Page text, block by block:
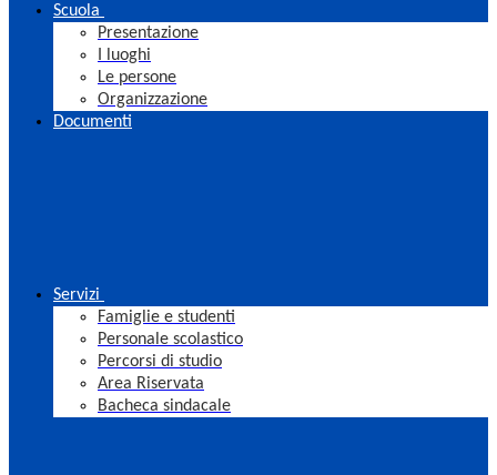
Scuola
Presentazione
I luoghi
Le persone
Organizzazione
Documenti
Servizi
Famiglie e studenti
Personale scolastico
Percorsi di studio
Area Riservata
Bacheca sindacale